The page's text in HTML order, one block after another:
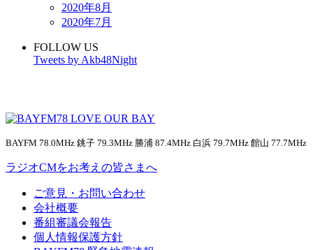
2020年8月
2020年7月
FOLLOW US
Tweets by Akb48Night
BAYFM 78.0MHz 銚子 79.3MHz 勝浦 87.4MHz 白浜 79.7MHz 館山 77.7MHz
ラジオCMをお考えの皆さまへ
ご意見・お問い合わせ
会社概要
番組審議会報告
個人情報保護方針